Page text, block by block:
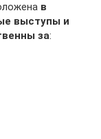
в
выступы и
за: